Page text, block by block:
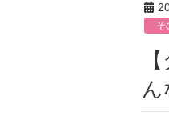
そ
【ダーウィンズチョ
ん